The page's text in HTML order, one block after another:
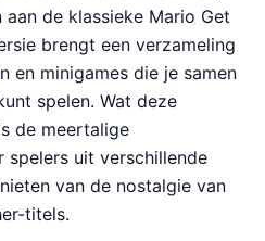
de klassieke Mario Get
brengt een verzameling
en minigames die je samen
spelen. Wat deze
de meertalige
spelers uit verschillende
van de nostalgie van
titels.